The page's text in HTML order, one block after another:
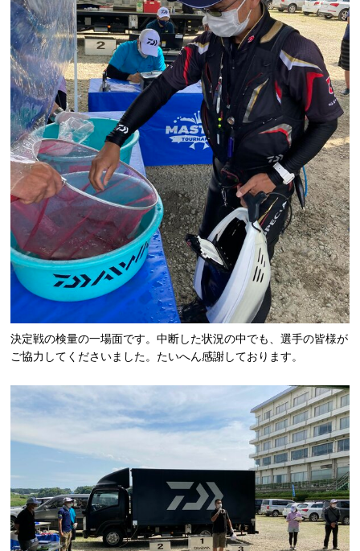
決定戦の検量の一場面です。中断した状況の中でも、選手の皆様が
ご協力してくださいました。たいへん感謝しております。